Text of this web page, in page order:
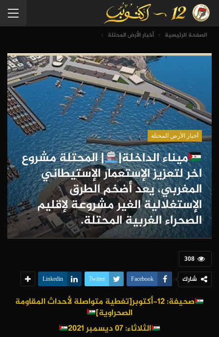
الصفحة الرئيسية أخبار الأرض المحتلة
أخبار الأرض المحتلة
ميناء الداخلة| | المحتلة مشروع
اخر لتعزيز الإستعمار الإستيطاني
المغربي، يعد أضخم الطرق
الإستغلالية الغير مشروعة لإقليم
الصحراء الغربية المحتلة.
308
شارك Facebook
Twitter
Linkedin
صحيفة: 12-أكتوبر[تغطية متواصلة لأحداث المقاومة
الصحراوية]
الثلاثاء: 07
ديسمبر 2021